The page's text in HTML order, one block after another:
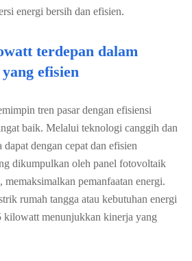
energi bersih dan efisien.
terdepan dalam
efisien
tren pasar dengan efisiensi
baik. Melalui teknologi canggih dan
dengan cepat dan efisien
dikumpulkan oleh panel fotovoltaik
pemanfaatan energi.
rumah tangga atau kebutuhan energi
kilowatt menunjukkan kinerja yang